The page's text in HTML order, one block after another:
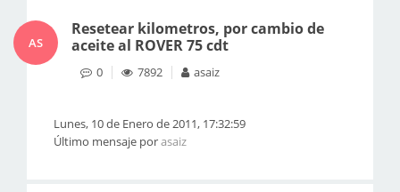
AS
Resetear kilometros, por cambio de
aceite al ROVER 75 cdt
0 7892 asaiz
Lunes, 10 de Enero de 2011, 17:32:59
Último mensaje porasaiz